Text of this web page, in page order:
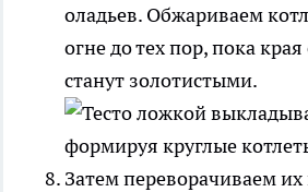
оладьев. Обжариваем
огне до тех пор, пока
станут золотистыми.
Затем переворачиваем